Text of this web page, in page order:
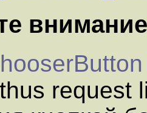
внимание
request